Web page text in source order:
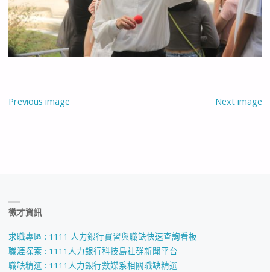
Previous image Next image
徵才資訊
求職專區 : 1111 人力銀行實習與職缺快速查詢看板
職涯探索 : 1111人力銀行科技島社群新聞平台
職缺精選 : 1111人力銀行數媒系相關職缺精選